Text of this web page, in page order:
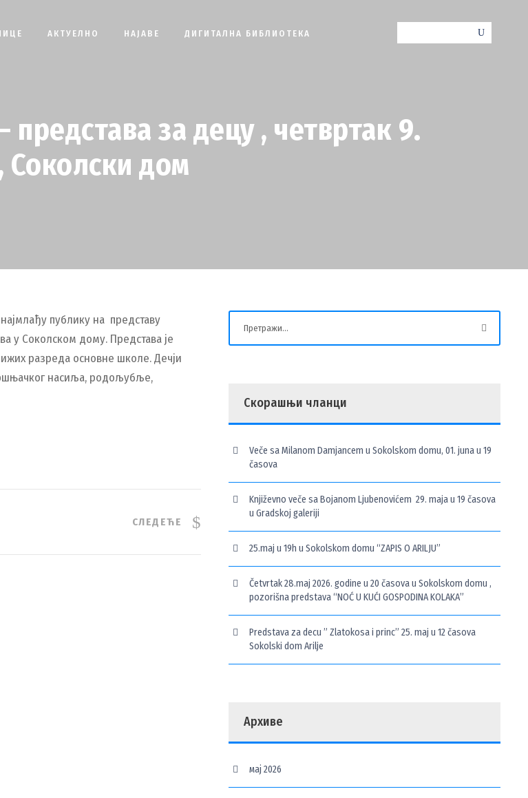
АКТУЕЛНО НАЈАВЕ ДИГИТАЛНА БИБЛИОТЕКА
представа за децу , четвртак 9.
Соколски дом
публику на представу
у Соколском дому. Представа је
разреда основне школе. Дечји
насиља, родољубље,
СЛЕДЕЋЕ
Скорашњи чланци
Veče sa Milanom Damjancem u Sokolskom domu, 01. juna u 19
časova
Književno veče sa Bojanom Ljubenovićem 29. maja u 19 časova
u Gradskoj galeriji
25.maj u 19h u Sokolskom domu “ZAPIS O ARILJU”
Četvrtak 28.maj 2026. godine u 20 časova u Sokolskom domu ,
pozorišna predstava “NOĆ U KUĆI GOSPODINA KOLAKA”
Predstava za decu ” Zlatokosa i princ” 25. maj u 12 časova
Sokolski dom Arilje
Архиве
мај 2026